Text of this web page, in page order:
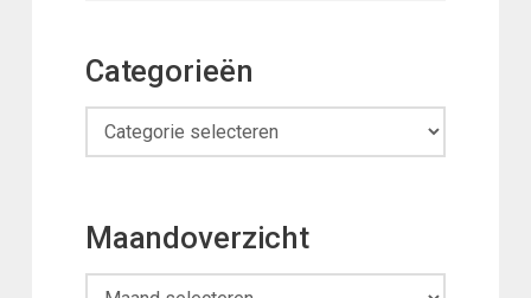
Categorieën
Categorieën
Maandoverzicht
Maandoverzicht